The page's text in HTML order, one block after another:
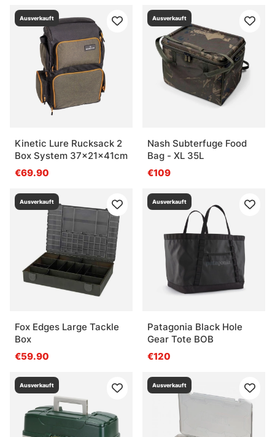
Was ist eine 3730-Box?
Was ist für Terminal Tackle am sinnvollsten?
Ausverkauft
Kinetic Lure Rucksack 2
Box System 37x21x41cm
€69.90
Ausverkauft
Nash Subterfuge Food
Bag - XL 35L
€109
Ausverkauft
Fox Edges Large Tackle
Box
€59.90
Ausverkauft
Patagonia Black Hole
Gear Tote BOB
€120
Ausverkauft Ausverkauft